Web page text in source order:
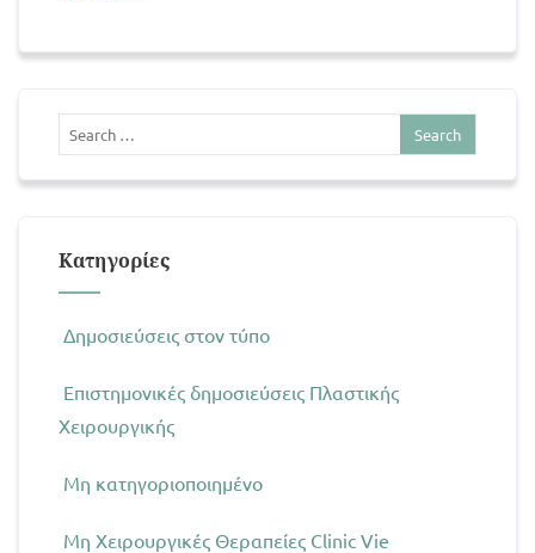
Kατηγορίες
Δημοσιεύσεις στον τύπο
Επιστημονικές δημοσιεύσεις Πλαστικής
Χειρουργικής
Μη κατηγοριοποιημένο
Μη Χειρουργικές Θεραπείες Clinic Vie